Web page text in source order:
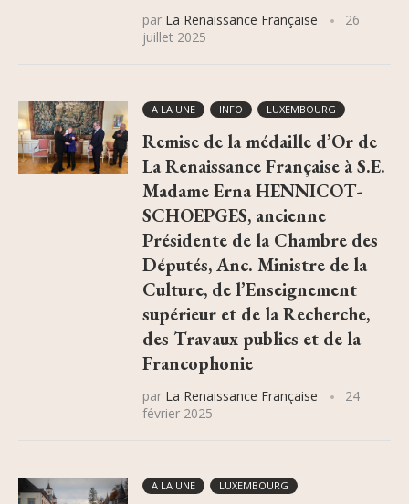
par La Renaissance Française
26
juillet 2025
A LA UNE INFO LUXEMBOURG
Remise de la médaille d’Or de
La Renaissance Française à S.E.
Madame Erna HENNICOT-
SCHOEPGES, ancienne
Présidente de la Chambre des
Députés, Anc. Ministre de la
Culture, de l’Enseignement
supérieur et de la Recherche,
des Travaux publics et de la
Francophonie
par La Renaissance Française
24
février 2025
A LA UNE LUXEMBOURG